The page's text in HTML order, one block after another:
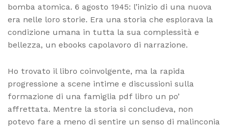
bomba atomica. 6 agosto 1945: l’inizio di una nuova
era nelle loro storie. Era una storia che esplorava la
condizione umana in tutta la sua complessità e
bellezza, un ebooks capolavoro di narrazione.
Ho trovato il libro coinvolgente, ma la rapida
progressione a scene intime e discussioni sulla
formazione di una famiglia pdf libro un po’
affrettata. Mentre la storia si concludeva, non
potevo fare a meno di sentire un senso di malinconia